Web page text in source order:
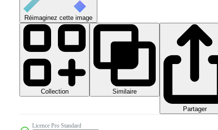
Réimaginez cette image
Collection Similaire
Partager
Licence Pro Standard